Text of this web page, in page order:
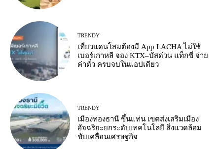
TRENDY
เที่ยวแดนโสมต้องมี App LACHA ไม่ใช้
เบอร์เกาหลี จอง KTX–บัสด่วน แท็กซี่ จ่าย
ค่าตั๋ว ครบจบในแอปเดียว
TRENDY
เมืองทองธานี ขึ้นแท่น เขตส่งเสริมเมือง
อัจฉริยะยกระดับเทคโนโลยี สิ่งแวดล้อม
ขับเคลื่อนเศรษฐกิจ